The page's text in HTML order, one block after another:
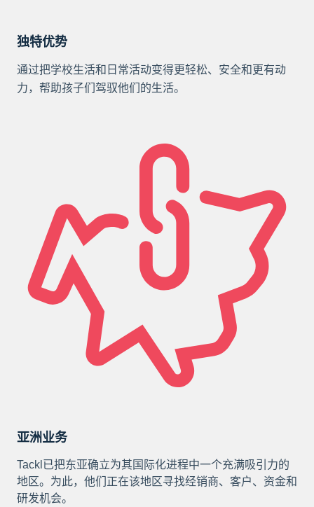
独特优势
通过把学校生活和日常活动变得更轻松、安全和更有动
力，帮助孩子们驾驭他们的生活。
亚洲业务
Tackl已把东亚确立为其国际化进程中一个充满吸引力的
地区。为此，他们正在该地区寻找经销商、客户、资金和
研发机会。